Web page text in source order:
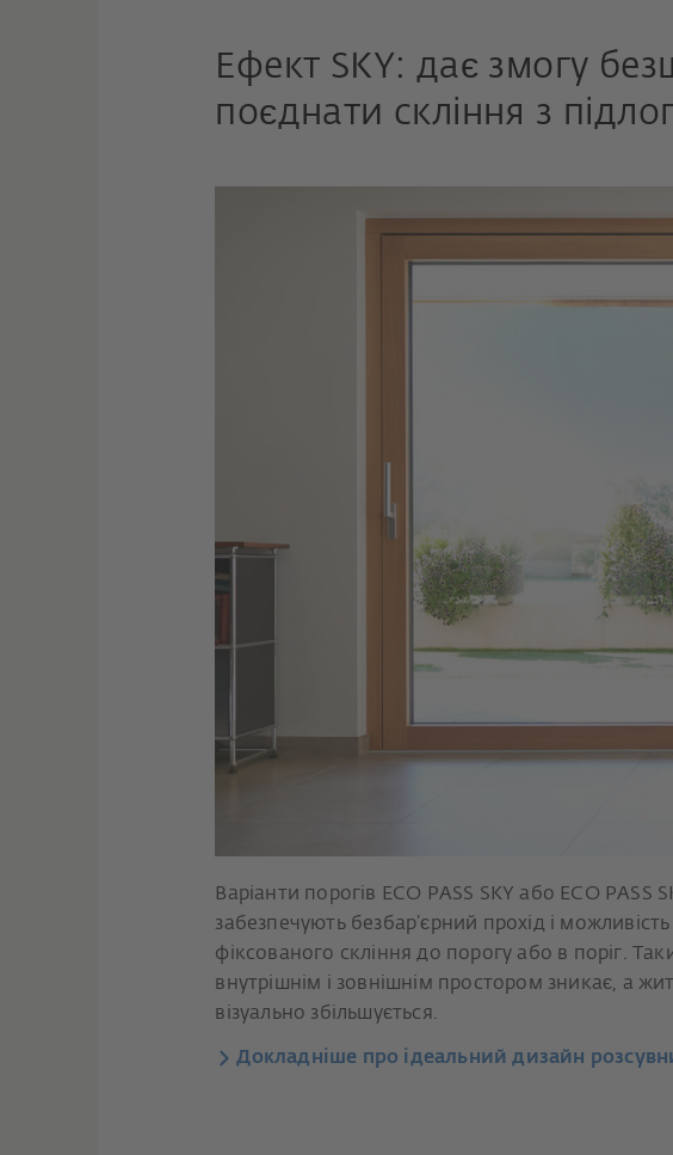
Ефект SKY: дає змогу
поєднати скління з
Варіанти порогів ECO PASS SKY або ECO PASS
забезпечують безбар’єрний прохід і
фіксованого скління до порогу або в поріг.
внутрішнім і зовнішнім простором зникає, а
візуально збільшується.
Докладніше про ідеальний дизайн